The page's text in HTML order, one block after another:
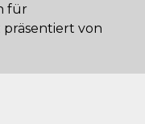
für
präsentiert von